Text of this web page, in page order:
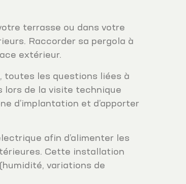
terrasse ou dans votre
Raccorder sa pergola à
extérieur.
toutes les questions liées à
lors de la visite technique
d’implantation et d’apporter
afin d’alimenter les
Cette installation
variations de